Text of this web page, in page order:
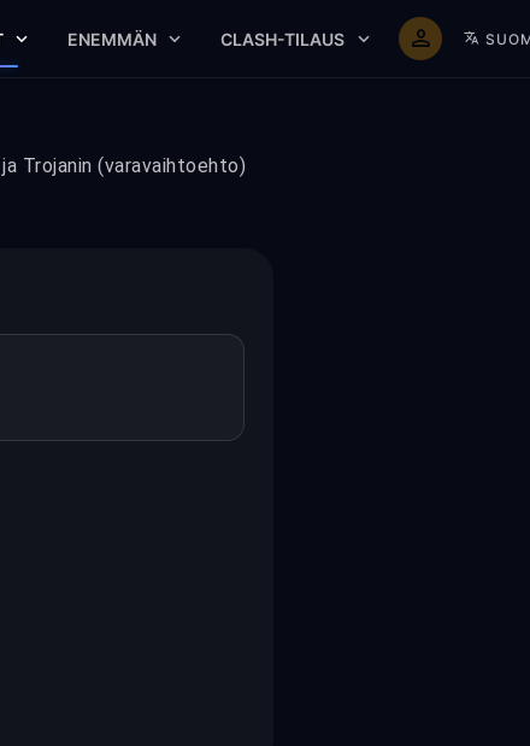
ENEMMÄN CLASH-TILAUS
Trojanin (varavaihtoehto)